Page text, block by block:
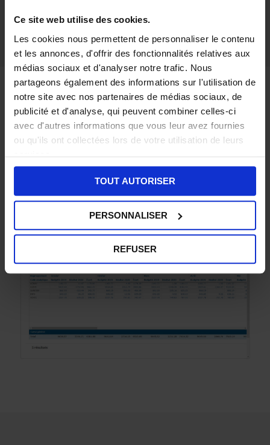
Ce site web utilise des cookies.
Les cookies nous permettent de personnaliser le contenu
et les annonces, d'offrir des fonctionnalités relatives aux
médias sociaux et d'analyser notre trafic. Nous
partageons également des informations sur l'utilisation de
notre site avec nos partenaires de médias sociaux, de
publicité et d'analyse, qui peuvent combiner celles-ci
avec d'autres informations que vous leur avez fournies
ou qu'ils ont collectées lors de votre utilisation de leurs
services.
TOUT AUTORISER
PERSONNALISER
REFUSER
Analysez facilement votre
masse salarialeet
préparez efficacement
votre budget.